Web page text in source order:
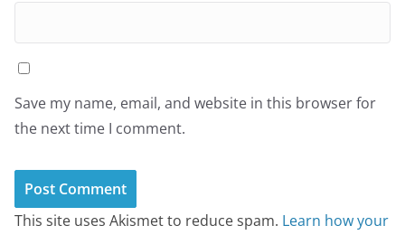
Save my name, email, and website in this browser for
the next time I comment.
This site uses Akismet to reduce spam. Learn how your